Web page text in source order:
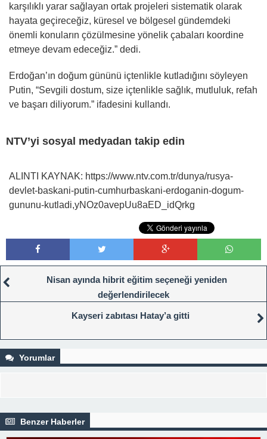
karşılıklı yarar sağlayan ortak projeleri sistematik olarak
hayata geçireceğiz, küresel ve bölgesel gündemdeki
önemli konuların çözülmesine yönelik çabaları koordine
etmeye devam edeceğiz.” dedi.
Erdoğan’ın doğum gününü içtenlikle kutladığını söyleyen
Putin, “Sevgili dostum, size içtenlikle sağlık, mutluluk, refah
ve başarı diliyorum.” ifadesini kullandı.
NTV’yi sosyal medyadan takip edin
ALINTI KAYNAK: https://www.ntv.com.tr/dunya/rusya-
devlet-baskani-putin-cumhurbaskani-erdoganin-dogum-
gununu-kutladi,yNOz0avepUu8aED_idQrkg
Nisan ayında hibrit eğitim seçeneği yeniden
değerlendirilecek
Kayseri zabıtası Hatay’a gitti
Yorumlar
Benzer Haberler